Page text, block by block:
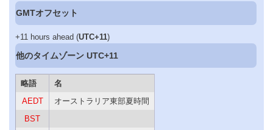
GMTオフセット
+11 hours ahead (UTC+11)
他のタイムゾーン UTC+11
略語
名
AEDT
オーストラリア東部夏時間
BST